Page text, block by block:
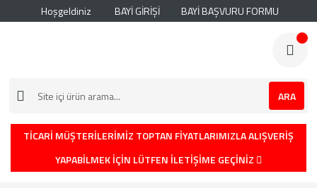
Hoşgeldiniz BAYİ GİRİŞİ BAYİ BAŞVURU FORMU
ARA
TİCARİ MÜŞTERİLERİMİZ TOPTAN FİYATLARIMIZLA ALIŞVERİŞ
YAPABİLMEK İÇİN LÜTFEN İLETİŞİME GEÇİNİZ